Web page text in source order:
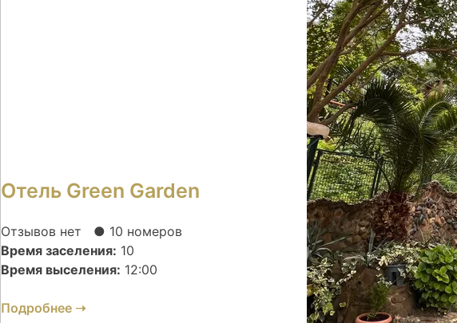
Отель Green Garden
Отзывов нет
● 10 номеров
Время заселения: 10
Время выселения: 12:00
Подробнее ➝